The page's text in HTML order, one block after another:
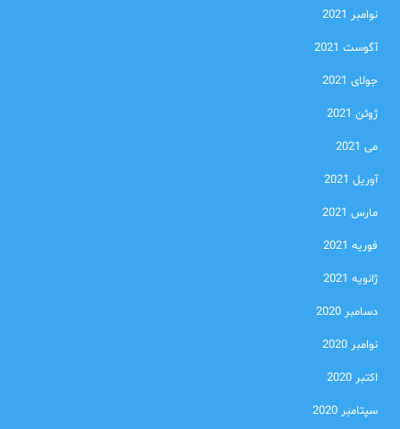
نوامبر 2021
آگوست 2021
جولای 2021
ژوئن 2021
می 2021
آوریل 2021
مارس 2021
فوریه 2021
ژانویه 2021
دسامبر 2020
نوامبر 2020
اکتبر 2020
سپتامبر 2020